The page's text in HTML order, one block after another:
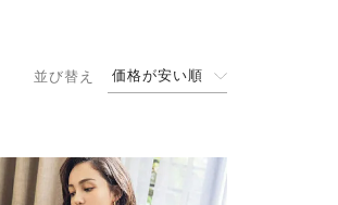
並び替え 価格が安い順